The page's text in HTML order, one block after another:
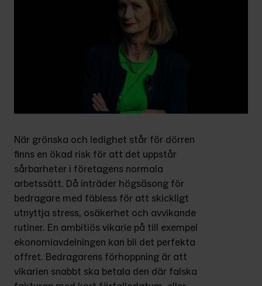
När grönska och ledighet står för dörren
finns en ökad risk för att det uppstår
sårbarheter i företagens normala
arbetssätt. Då inträder högsäsong för
bedragare med fäbless för att skickligt
utnyttja stress, osäkerhet och avvikande
rutiner. En ambitiös vikarie på till exempel
ekonomiavdelningen kan bli det perfekta
offret. Bedragarens förhoppning är att
vikarien snabbt ska betala den där falska